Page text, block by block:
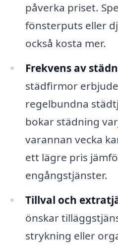
påverka priset.
fönsterputs eller
också kosta mer.
Frekvens av
städfirmor
regelbundna
bokar städning
varannan vecka
ett lägre pris
engångstjänster.
Tillval och
önskar
strykning eller